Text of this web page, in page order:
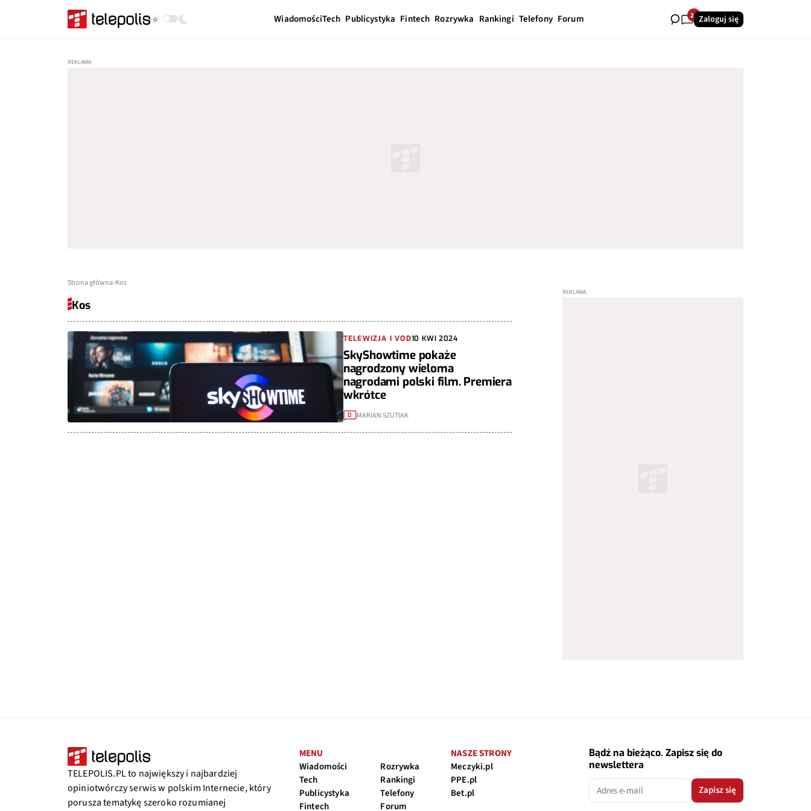
WiadomościTech Publicystyka Fintech Rozrywka Rankingi Telefony Forum 24Zaloguj się
Strona główna Kos
Kos
TELEWIZJA I VOD10 KWI 2024
SkyShowtime pokaże
nagrodzony wieloma
nagrodami polski film. Premiera
wkrótce
0 MARIAN SZUTIAK
TELEPOLIS.PL to największy i najbardziej
opiniotwórczy serwis w polskim Internecie, który
porusza tematykę szeroko rozumianej
MENU
Wiadomości
Tech
Publicystyka
Fintech
Rozrywka
Rankingi
Telefony
Forum
NASZE STRONY
Meczyki.pl
PPE.pl
Bet.pl
Bądź na bieżąco. Zapisz się do
newslettera
Zapisz się